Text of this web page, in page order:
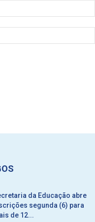
da Educação abre
segunda (6) para
de 12...